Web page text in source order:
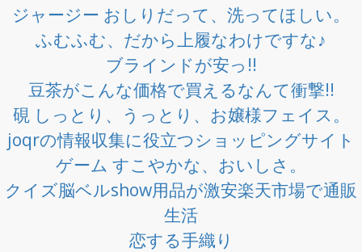
ジャージー おしりだって、洗ってほしい。
ふむふむ、だから上履なわけですな♪
ブラインドが安っ!!
豆茶がこんな価格で買えるなんて衝撃!!
硯 しっとり、うっとり、お嬢様フェイス。
joqrの情報収集に役立つショッピングサイト
ゲーム すこやかな、おいしさ。
クイズ脳ベルshow用品が激安楽天市場で通販
生活
恋する手織り